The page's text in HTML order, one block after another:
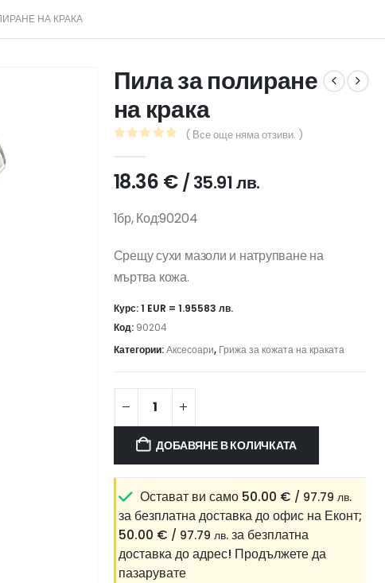
НА КРАКА
Пила за полиране
на крака
( Все още няма отзиви. )
18.36 € / 35.91 лв.
1бр, Код:90204
Срещу сухи мазоли и натрупване на
мъртва кожа.
Курс: 1 EUR = 1.95583 лв.
Код: 90204
Категории:Аксесоари, Грижа за кожата на краката
ДОБАВЯНЕ В КОЛИЧКАТА
Остават ви само 50.00 € / 97.79 лв.
за безплатна доставка до офис на Еконт;
50.00 € / 97.79 лв. за безплатна
доставка до адрес! Продължете да
пазарувате